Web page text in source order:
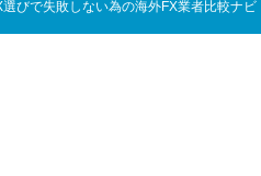
びで失敗しない為の海外FX業者比較ナビ